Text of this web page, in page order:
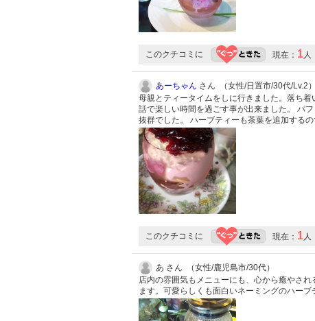
このクチコミに 現在： 1人
あーちゃん さん （女性/日置市/30代/Lv.2）
母親とティータイムをしに行きました。落ち
話で楽しい時間を過ごす事が出来ました。 パ
抜群でした。 ハーブティーも茶葉を追加する
このクチコミに 現在： 1人
あ さん （女性/鹿児島市/30代）
店内の雰囲気もメニューにも、心から癒やさ
ます。可愛らしくも面白いネーミングのハー